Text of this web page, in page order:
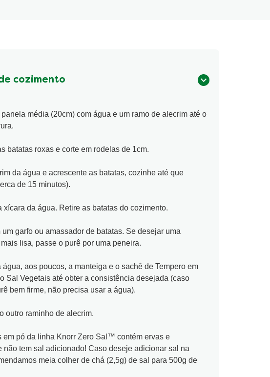
cozimento
média (20cm) com água e um ramo de alecrim até o
batatas roxas e corte em rodelas de 1cm.
da água e acrescente as batatas, cozinhe até que
de 15 minutos).
xícara da água. Retire as batatas do cozimento.
um garfo ou amassador de batatas. Se desejar uma
lisa, passe o purê por uma peneira.
água, aos poucos, a manteiga e o sachê de Tempero em
Sal Vegetais até obter a consistência desejada (caso
bem firme, não precisa usar a água).
outro raminho de alecrim.
em pó da linha Knorr Zero Sal™ contém ervas e
não tem sal adicionado! Caso deseje adicionar sal na
meia colher de chá (2,5g) de sal para 500g de